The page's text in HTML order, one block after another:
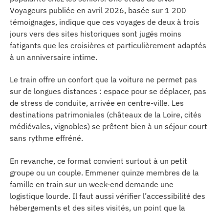
Voyageurs publiée en avril 2026, basée sur 1 200
témoignages, indique que ces voyages de deux à trois
jours vers des sites historiques sont jugés moins
fatigants que les croisières et particulièrement adaptés
à un anniversaire intime.
Le train offre un confort que la voiture ne permet pas
sur de longues distances : espace pour se déplacer, pas
de stress de conduite, arrivée en centre-ville. Les
destinations patrimoniales (châteaux de la Loire, cités
médiévales, vignobles) se prêtent bien à un séjour court
sans rythme effréné.
En revanche, ce format convient surtout à un petit
groupe ou un couple. Emmener quinze membres de la
famille en train sur un week-end demande une
logistique lourde. Il faut aussi vérifier l’accessibilité des
hébergements et des sites visités, un point que la